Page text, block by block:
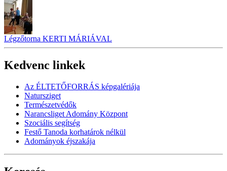
Légzőtorna KERTI MÁRIÁVAL
Kedvenc linkek
Az ÉLTETŐFORRÁS képgalériája
Natursziget
Természetvédők
Narancsliget Adomány Központ
Szociális segítség
Festő Tanoda korhatárok nélkül
Adományok éjszakája